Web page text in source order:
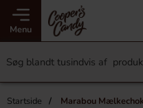
Menu
Startside Marabou